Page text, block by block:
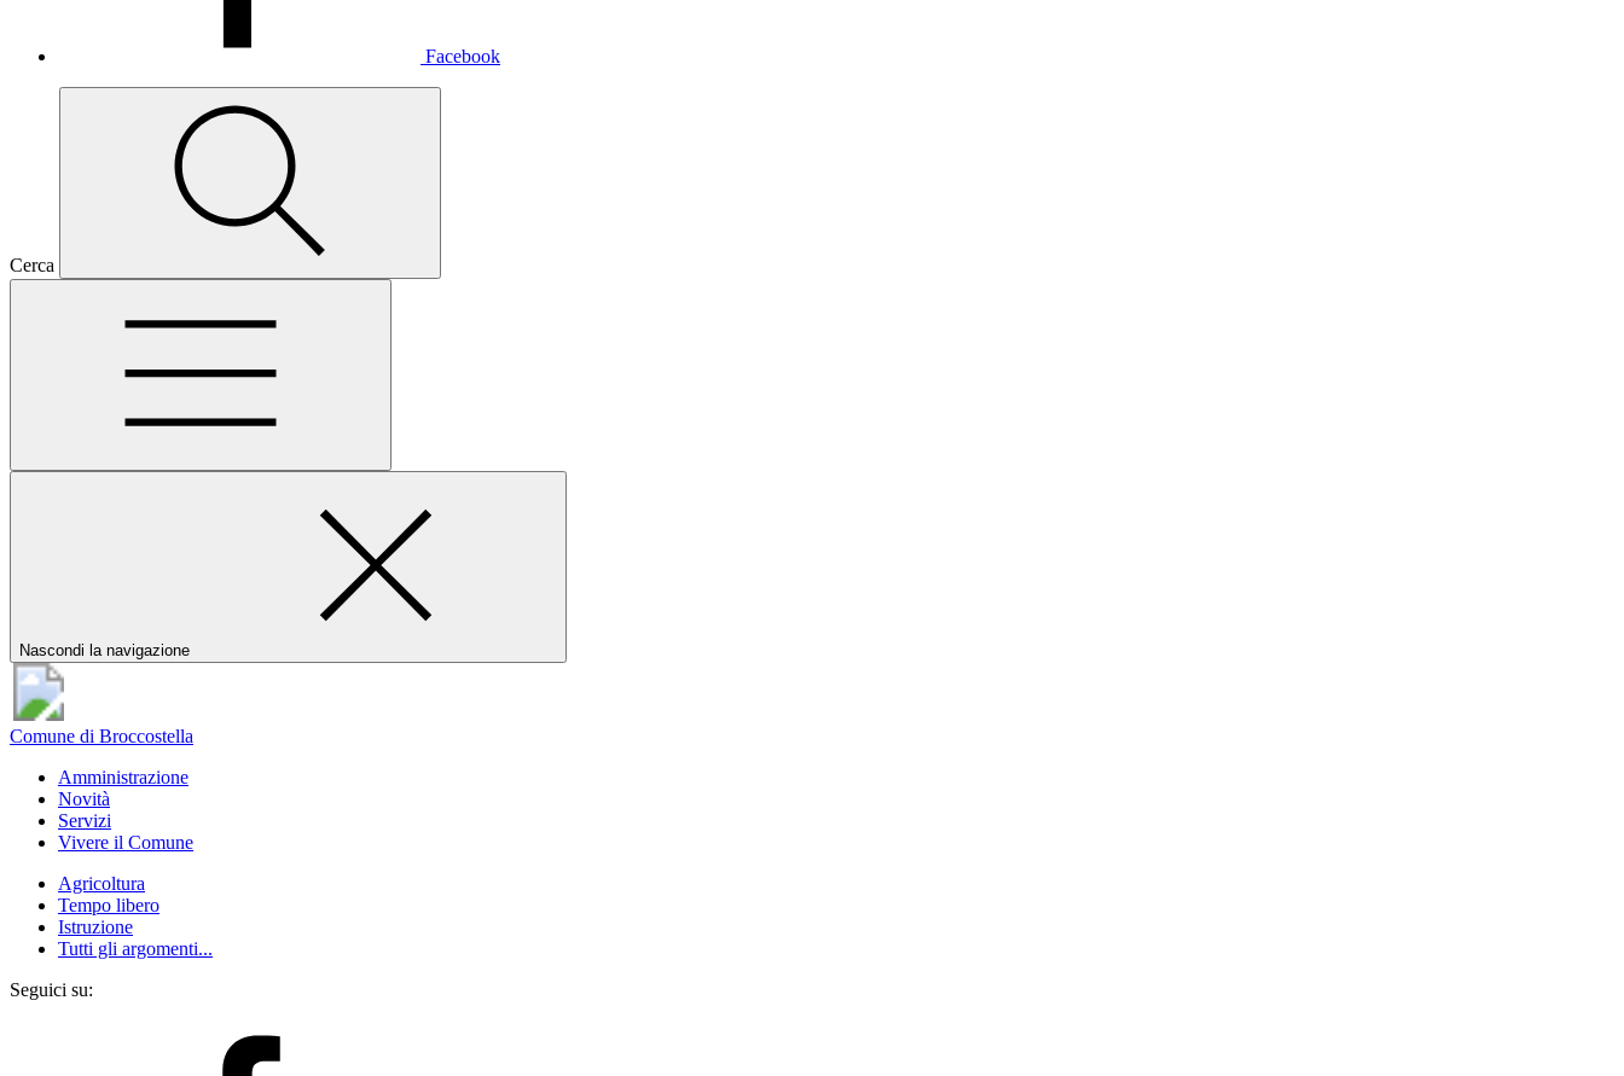
Facebook
Cerca
Nascondi la navigazione
Comune di Broccostella
Amministrazione
Novità
Servizi
Vivere il Comune
Agricoltura
Tempo libero
Istruzione
Tutti gli argomenti...
Seguici su: